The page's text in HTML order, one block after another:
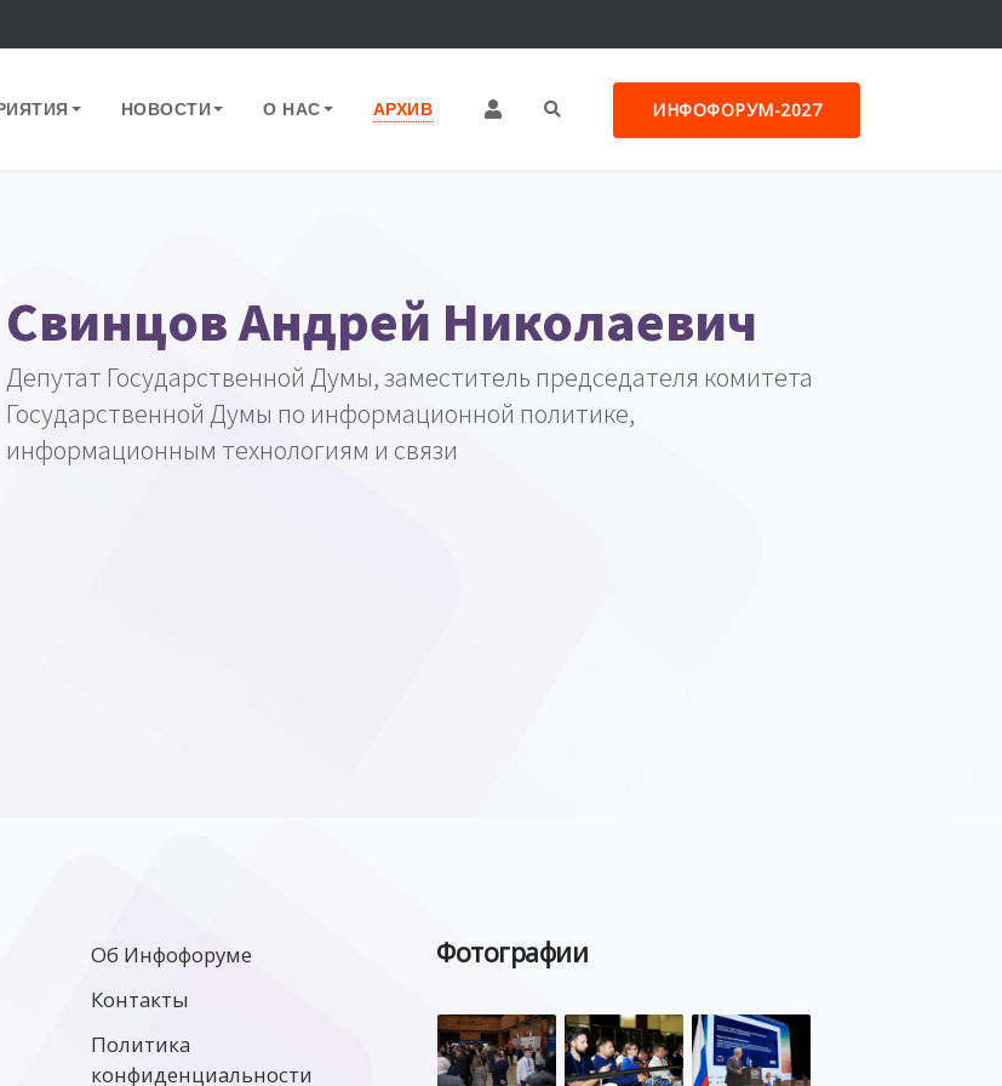
НОВОСТИ О НАС АРХИВ ИНФОФОРУМ-2027
Свинцов Андрей Николаевич
Депутат Государственной Думы, заместитель председателя комитета
Государственной Думы по информационной политике,
информационным технологиям и связи
Об Инфофоруме
Контакты
Политика
конфиденциальности
Фотографии